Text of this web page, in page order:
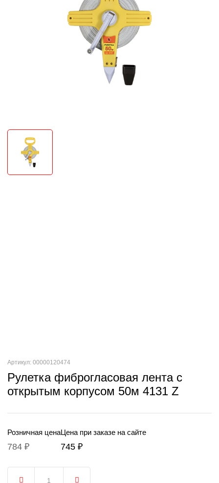
Артикул: 00000120474
Рулетка фиброгласовая лента с
открытым корпусом 50м 4131 Z
Розничная цена
784 ₽
Цена при заказе на сайте
745 ₽